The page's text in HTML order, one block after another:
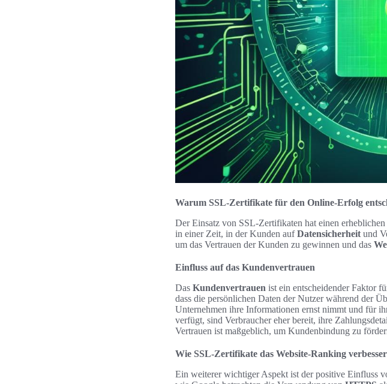
Warum SSL-Zertifikate für den Online-Erfolg
Der Einsatz von SSL-Zertifikaten hat einen
in einer Zeit, in der Kunden aufDatensicherheit und
um das Vertrauen der Kunden zu gewinnen und das
Einfluss auf das Kundenvertrauen
Das Kundenvertrauen ist ein entscheidender Faktor
dass die persönlichen Daten der Nutzer während der
Unternehmen ihre Informationen ernst nimmt und für
verfügt, sind Verbraucher eher bereit, ihre
Vertrauen ist maßgeblich, um Kundenbindung zu
Wie SSL-Zertifikate das Website-Ranking
Ein weiterer wichtiger Aspekt ist der positive Einfluss